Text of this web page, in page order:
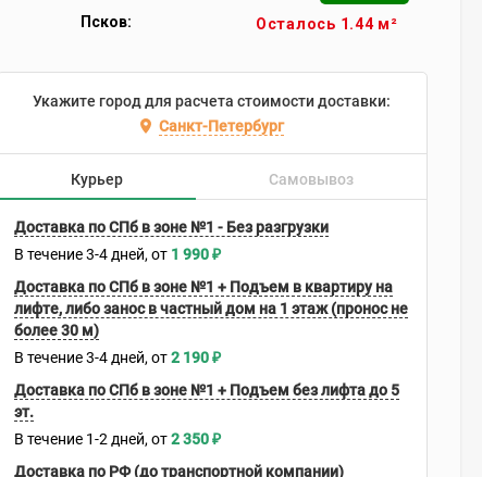
Псков:
Осталось 1.44 м²
Укажите город для расчета стоимости доставки:
Санкт-Петербург
Курьер Самовывоз
Доставка по СПб в зоне №1 - Без разгрузки
В течение 3-4 дней 1 990₽
Доставка по СПб в зоне №1 + Подъем в квартиру на
лифте, либо занос в частный дом на 1 этаж (пронос не
более 30 м)
В течение 3-4 дней 2 190₽
Доставка по СПб в зоне №1 + Подъем без лифта до 5
эт.
В течение 1-2 дней 2 350₽
Доставка по РФ (до транспортной компании)